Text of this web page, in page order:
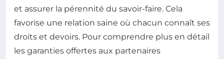
et assurer la pérennité du savoir-faire. Cela
favorise une relation saine où chacun connaît ses
droits et devoirs. Pour comprendre plus en détail
les garanties offertes aux partenaires